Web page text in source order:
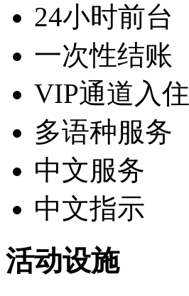
24小时前台
一次性结账
VIP通道入住
多语种服务
中文服务
中文指示
活动设施